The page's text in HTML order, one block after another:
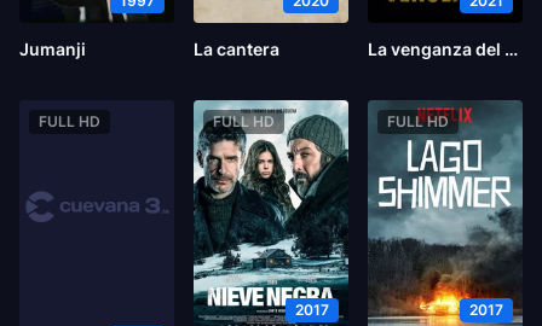
Jumanji La cantera La venganza del profesor
FULL HD FULL HD
2017
FULL HD
2017